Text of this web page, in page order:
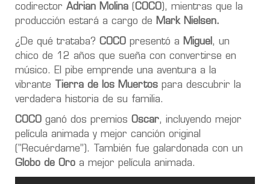
codirector Adrian Molina COCO ), mientras que la
producción estará a cargo de
Mark Nielsen.
¿De qué trataba? COCO presentó a Miguel , un
chico de 12 años que sueña con convertirse en
músico. El pibe emprende una aventura a la
vibrante
Tierra de los Muertos para descubrir la
verdadera historia de su familia.
COCO ganó dos premios Oscar, incluyendo mejor
película animada y mejor canción original
("Recuérdame”). También fue galardonada con un
Globo de Oro a mejor película animada.